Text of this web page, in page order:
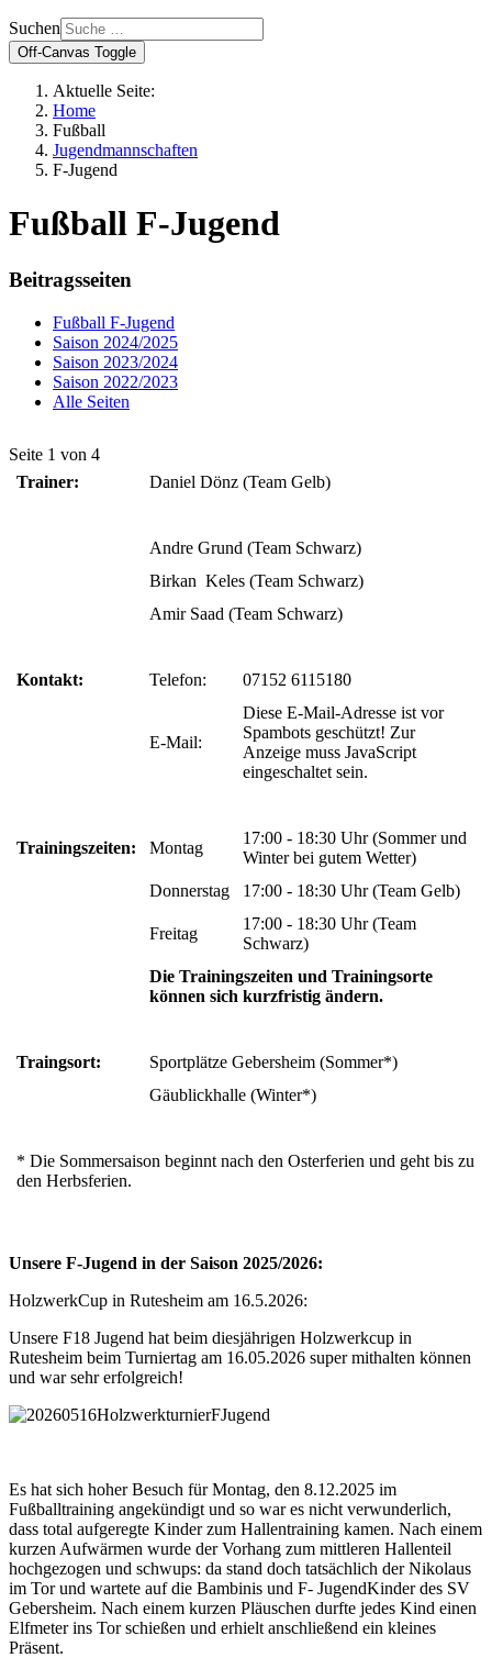
Suchen
Off-Canvas Toggle
Aktuelle Seite:
Home
Fußball
Jugendmannschaften
F-Jugend
Fußball F-Jugend
Beitragsseiten
Fußball F-Jugend
Saison 2024/2025
Saison 2023/2024
Saison 2022/2023
Alle Seiten
Seite 1 von 4
Trainer:
Daniel Dönz (Team Gelb)
Andre Grund (Team Schwarz)
Birkan Keles (Team Schwarz)
Amir Saad (Team Schwarz)
Kontakt: Telefon: 07152 6115180
E-Mail:
Diese E-Mail-Adresse ist vor
Spambots geschützt! Zur
Anzeige muss JavaScript
eingeschaltet sein.
Trainingszeiten: Montag
17:00 - 18:30 Uhr (Sommer und
Winter bei gutem Wetter)
Donnerstag
17:00 - 18:30 Uhr (Team Gelb)
Freitag
17:00 - 18:30 Uhr (Team
Schwarz)
Die Trainingszeiten und Trainingsorte
können sich kurzfristig ändern.
Traingsort:
Sportplätze Gebersheim (Sommer*)
Gäublickhalle (Winter*)
* Die Sommersaison beginnt nach den Osterferien und geht bis zu
den Herbsferien.
Unsere F-Jugend in der Saison 2025/2026:
HolzwerkCup in Rutesheim am 16.5.2026:
Unsere F18 Jugend hat beim diesjährigen Holzwerkcup in
Rutesheim beim Turniertag am 16.05.2026 super mithalten können
und war sehr erfolgreich!
Es hat sich hoher Besuch für Montag, den 8.12.2025 im
Fußballtraining angekündigt und so war es nicht verwunderlich,
dass total aufgeregte Kinder zum Hallentraining kamen. Nach einem
kurzen Aufwärmen wurde der Vorhang zum mittleren Hallenteil
hochgezogen und schwups: da stand doch tatsächlich der Nikolaus
im Tor und wartete auf die Bambinis und F- JugendKinder des SV
Gebersheim. Nach einem kurzen Pläuschen durfte jedes Kind einen
Elfmeter ins Tor schießen und erhielt anschließend ein kleines
Präsent.